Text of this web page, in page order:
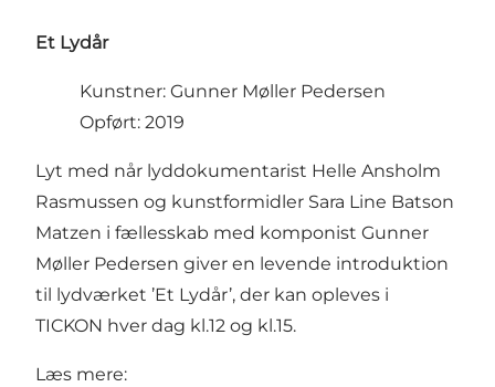
Et Lydår
Kunstner: Gunner Møller Pedersen
Opført: 2019
Lyt med når lyddokumentarist Helle Ansholm
Rasmussen og kunstformidler Sara Line Batson
Matzen i fællesskab med komponist Gunner
Møller Pedersen giver en levende introduktion
til lydværket ’Et Lydår’, der kan opleves i
TICKON hver dag kl.12 og kl.15.
Læs mere: